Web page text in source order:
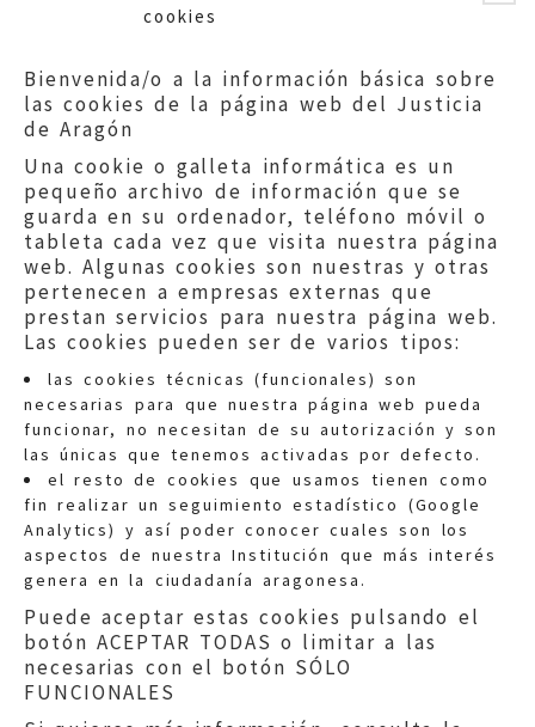
cookies
Bienvenida/o a la información básica sobre
las cookies de la página web del Justicia
de Aragón
Una cookie o galleta informática es un
pequeño archivo de información que se
guarda en su ordenador, teléfono móvil o
tableta cada vez que visita nuestra página
web. Algunas cookies son nuestras y otras
pertenecen a empresas externas que
prestan servicios para nuestra página web.
Las cookies pueden ser de varios tipos:
las cookies técnicas (funcionales) son
necesarias para que nuestra página web pueda
funcionar, no necesitan de su autorización y son
las únicas que tenemos activadas por defecto.
el resto de cookies que usamos tienen como
fin realizar un seguimiento estadístico (Google
Analytics) y así poder conocer cuales son los
aspectos de nuestra Institución que más interés
genera en la ciudadanía aragonesa.
Puede aceptar estas cookies pulsando el
botón ACEPTAR TODAS o limitar a las
necesarias con el botón SÓLO
FUNCIONALES
Quejas:quejas@eljusticiadearagon.es
Información general:
informacion@eljusticiadearagon.es
Teléfonos:900 210 210/